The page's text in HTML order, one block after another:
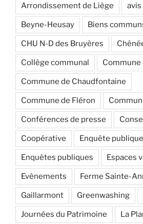
Arrondissement de Liège avis
Beyne-Heusay Biens
CHU N-D des Bruyères
Collège communal Commune
Commune de Chaudfontaine
Commune de Fléron
Conférences de presse
Coopérative Enquête publique
Enquêtes publiques Espaces
Evènements Ferme Sainte-
Gaillarmont Greenwashing
Journées du Patrimoine La